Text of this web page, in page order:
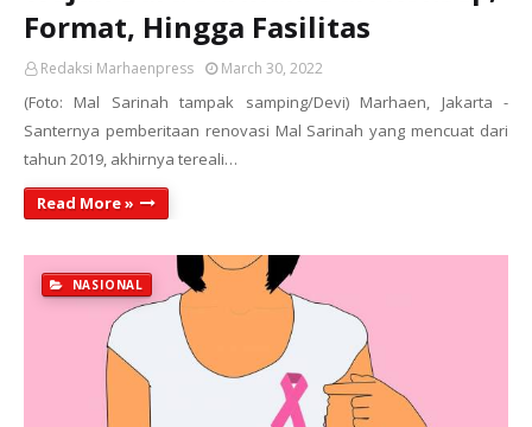
Format, Hingga Fasilitas
Redaksi Marhaenpress March 30, 2022
(Foto: Mal Sarinah tampak samping/Devi) Marhaen, Jakarta -
Santernya pemberitaan renovasi Mal Sarinah yang mencuat dari
tahun 2019, akhirnya tereali…
Read More »
NASIONAL